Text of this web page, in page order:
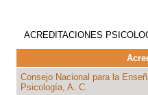
ACREDITACIONES
Consejo Nacional para la
Psicología, A. C.